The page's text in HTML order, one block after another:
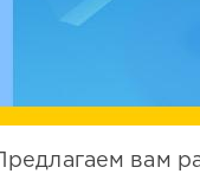
Предлагаем вам